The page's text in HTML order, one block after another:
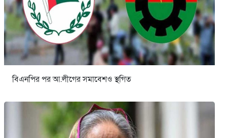
বিএনপির পর আ.লীগের সমাবেশও স্থগিত